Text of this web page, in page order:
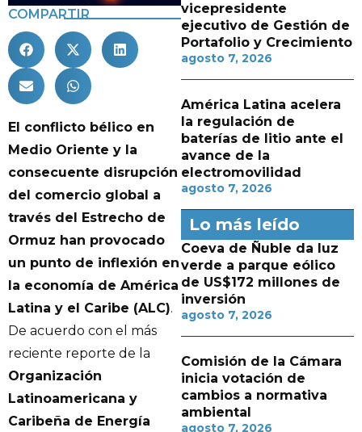
COMPARTIR
El conflicto bélico en
Medio Oriente y la
consecuente disrupción
del comercio global a
través del Estrecho de
Ormuz han provocado
un punto de inflexión en
la economía de América
Latina y el Caribe (ALC).
De acuerdo con el más
reciente reporte de la
Organización
Latinoamericana y
Caribeña de Energía
vicepresidente
ejecutivo de Gestión de
Portafolio y Crecimiento
agosto 7, 2026
América Latina acelera
la regulación de
baterías de litio ante el
avance de la
electromovilidad
agosto 7, 2026
Lo más leído
Coeva de Ñuble da luz
verde a parque eólico
de US$172 millones de
inversión
agosto 7, 2026
Comisión de la Cámara
inicia votación de
cambios a normativa
ambiental
agosto 7, 2026